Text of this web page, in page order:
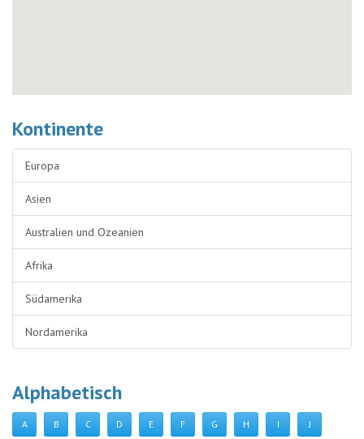
Kontinente
Europa
Asien
Australien und Ozeanien
Afrika
Südamerika
Nordamerika
Alphabetisch
A B C D E F G H I J